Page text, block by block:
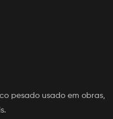
pesado usado em obras,